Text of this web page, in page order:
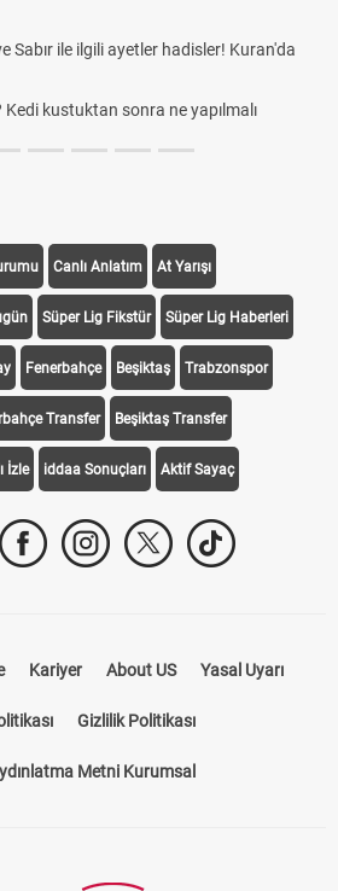
Sabır ile ilgili ayetler hadisler! Kuran'da
kustuktan sonra ne yapılmalı
Canlı Anlatım At Yarışı
Süper Lig Fikstür Süper Lig Haberleri
Fenerbahçe Beşiktaş Trabzonspor
Transfer Beşiktaş Transfer
İzle iddaa Sonuçları Aktif Sayaç
Kariyer About US Yasal Uyarı
Gizlilik Politikası
Metni Kurumsal